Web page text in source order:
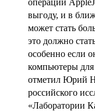
выгоду, и в
может стать
это должно
особенно если
компьютеры
отметил Юрий
российского
«Лаборатории